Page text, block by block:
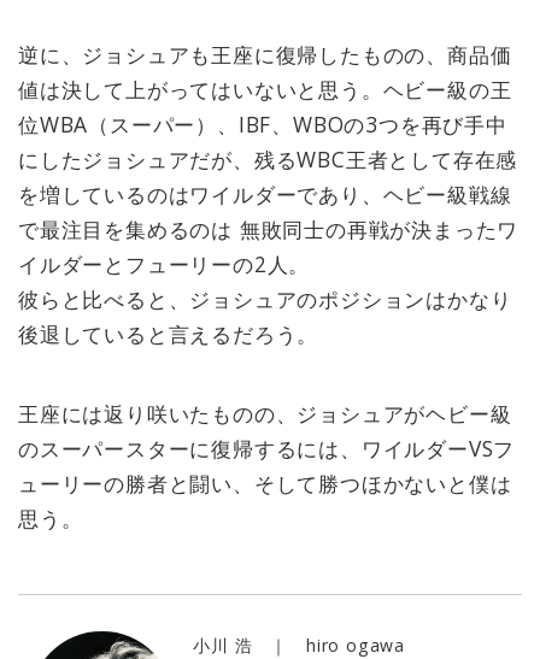
ルダーの通算戦績は42勝（41KO）1
分け。本人は「来年早々にはフュー
リーと再戦したいね」と語った。
→2020/02/22に決定したらしい！
逆に、ジョシュアも王座に復帰したものの、商品価
値は決して上がってはいないと思う。ヘビー級の王
位WBA（スーパー）、IBF、WBOの3つを再び手中
にしたジョシュアだが、残るWBC王者として存在感
を増しているのはワイルダーであり、ヘビー級戦線
で最注目を集めるのは 無敗同士の再戦が決まったワ
イルダーとフューリーの2人。
彼らと比べると、ジョシュアのポジションはかなり
後退していると言えるだろう。
王座には返り咲いたものの、ジョシュアがヘビー級
のスーパースターに復帰するには、ワイルダーVSフ
ューリーの勝者と闘い、そして勝つほかないと僕は
思う。
小川 浩 ｜ hiro ogawa